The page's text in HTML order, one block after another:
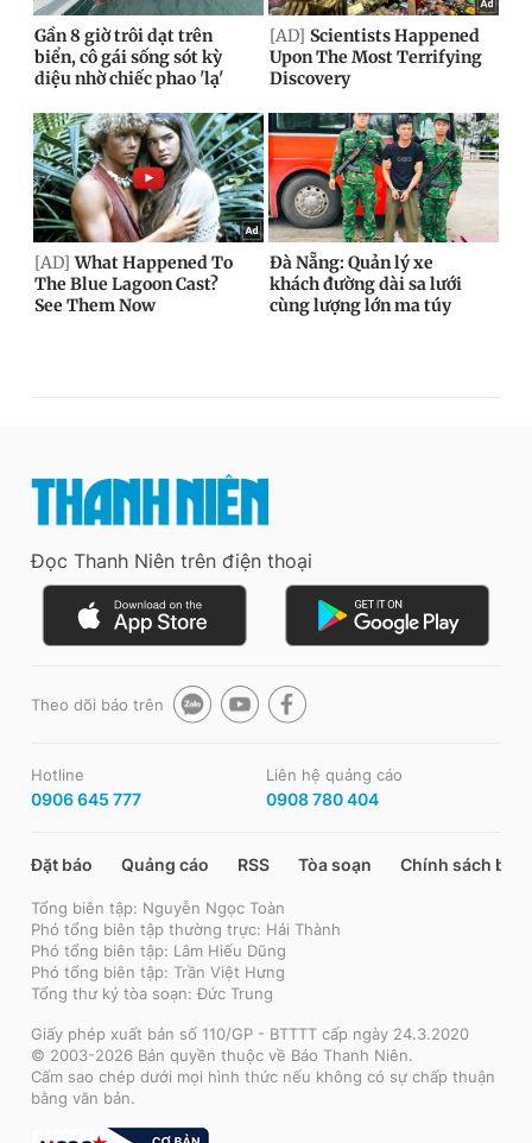
Đọc Thanh Niên trên điện thoại
Theo dõi báo trên
Hotline
0906 645 777
Liên hệ quảng cáo
0908 780 404
Đặt báo Quảng cáo RSS Tòa soạn Chính sách bảo
Tổng biên tập: Nguyễn Ngọc Toàn
Phó tổng biên tập thường trực: Hải Thành
Phó tổng biên tập: Lâm Hiếu Dũng
Phó tổng biên tập: Trần Việt Hưng
Tổng thư ký tòa soạn: Đức Trung
Giấy phép xuất bản số 110/GP - BTTTT cấp ngày 24.3.2020
© 2003-2026 Bản quyền thuộc về Báo Thanh Niên.
Cấm sao chép dưới mọi hình thức nếu không có sự chấp thuận
bằng văn bản.